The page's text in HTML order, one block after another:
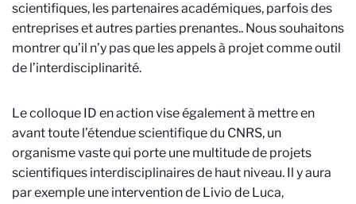
scientifiques, les partenaires académiques, parfois des
entreprises et autres parties prenantes.. Nous souhaitons
montrer qu’il n’y pas que les appels à projet comme outil
de l’interdisciplinarité.
Le colloque ID en action vise également à mettre en
avant toute l’étendue scientifique du CNRS, un
organisme vaste qui porte une multitude de projets
scientifiques interdisciplinaires de haut niveau. Il y aura
par exemple une intervention de Livio de Luca,